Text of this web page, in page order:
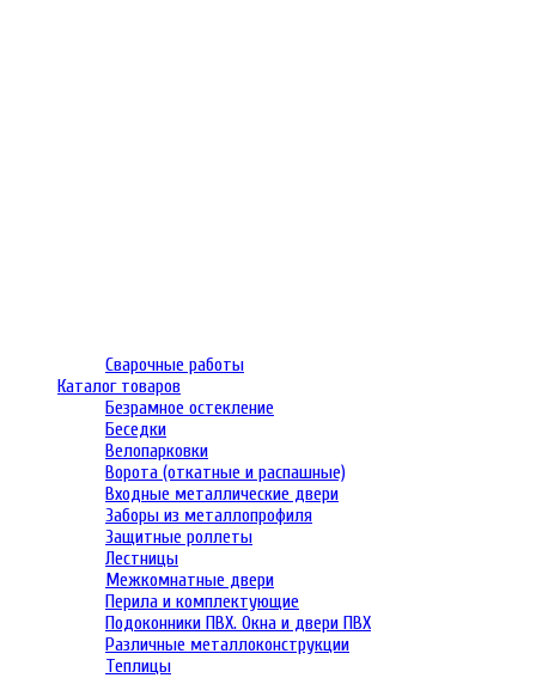
Сварочные работы
Каталог товаров
Безрамное остекление
Беседки
Велопарковки
Ворота (откатные и распашные)
Входные металлические двери
Заборы из металлопрофиля
Защитные роллеты
Лестницы
Межкомнатные двери
Перила и комплектующие
Подоконники ПВХ. Окна и двери ПВХ
Различные металлоконструкции
Теплицы